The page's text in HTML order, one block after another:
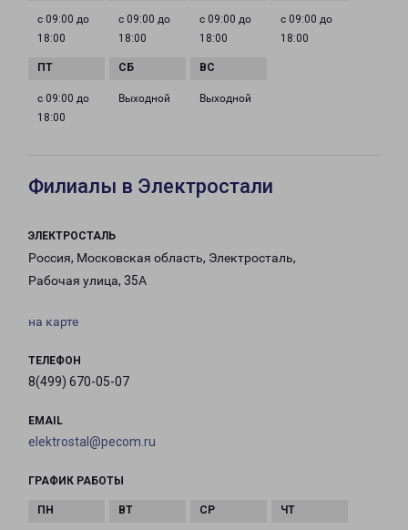
с 09:00 до
18:00
с 09:00 до
18:00
с 09:00 до
18:00
с 09:00 до
18:00
с 09:00 до
18:00
Выходной Выходной
Филиалы в Электростали
ЭЛЕКТРОСТАЛЬ
Россия, Московская область, Электросталь,
Рабочая улица, 35А
на карте
ТЕЛЕФОН
8(499) 670-05-07
EMAIL
elektrostal@pecom.ru
ГРАФИК РАБОТЫ